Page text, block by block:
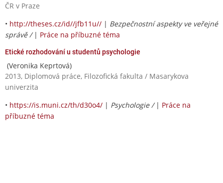
ČR v Praze
• http://theses.cz/id//jfb11u// | Bezpečnostní aspekty ve veřejné
správě / | Práce na příbuzné téma
Etické rozhodování u studentů psychologie
(Veronika Keprtová)
2013, Diplomová práce, Filozofická fakulta / Masarykova
univerzita
• https://is.muni.cz/th/d30o4/ | Psychologie / | Práce na
příbuzné téma